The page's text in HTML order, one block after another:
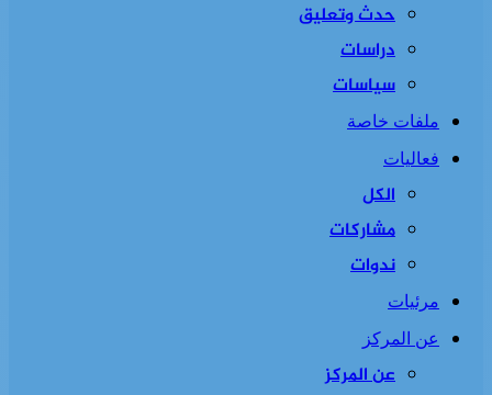
حدث وتعليق
دراسات
سياسات
ملفات خاصة
فعاليات
الكل
مشاركات
ندوات
مرئيات
عن المركز
عن المركز